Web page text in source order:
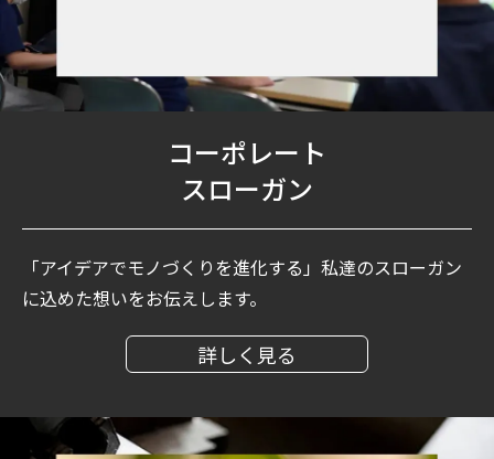
コーポレート
スローガン
「アイデアでモノづくりを進化する」私達のスローガン
に込めた想いをお伝えします。
詳しく見る